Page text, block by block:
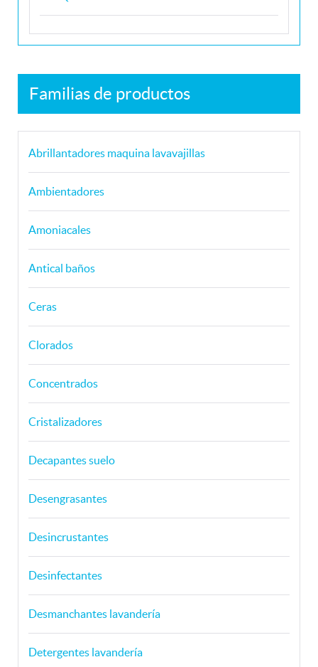
Familias de productos
Abrillantadores maquina lavavajillas
Ambientadores
Amoniacales
Antical baños
Ceras
Clorados
Concentrados
Cristalizadores
Decapantes suelo
Desengrasantes
Desincrustantes
Desinfectantes
Desmanchantes lavandería
Detergentes lavandería